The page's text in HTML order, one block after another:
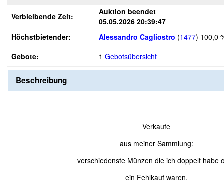
Verbleibende Zeit:
Auktion beendet
05.05.2026 20:39:47
Höchstbietender:
Alessandro Cagliostro (1477) 100,0
Gebote:
1 Gebotsübersicht
Beschreibung
Verkaufe
aus meiner Sammlung:
verschiedenste Münzen die ich doppelt habe
ein Fehlkauf waren.